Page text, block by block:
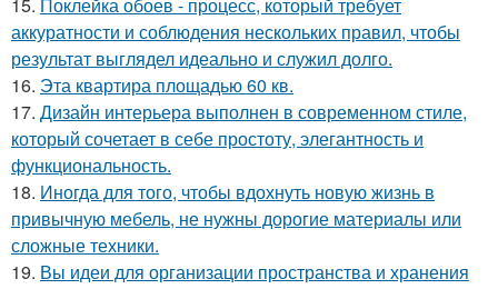
аккуратности и соблюдения нескольких правил, чтобы
результат выглядел идеально и служил долго.
16. Эта квартира площадью 60 кв.
17. Дизайн интерьера выполнен в современном стиле,
который сочетает в себе простоту, элегантность и
функциональность.
18. Иногда для того, чтобы вдохнуть новую жизнь в
привычную мебель, не нужны дорогие материалы или
сложные техники.
19. Вы идеи для организации пространства и хранения